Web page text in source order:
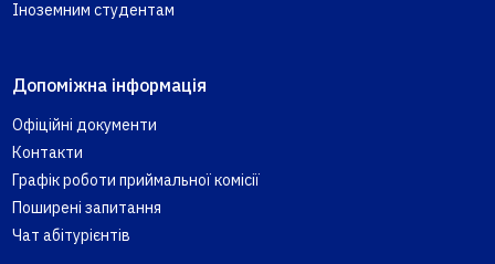
Іноземним студентам
Допоміжна інформація
Офіційні документи
Контакти
Графік роботи приймальної комісії
Поширені запитання
Чат абітурієнтів